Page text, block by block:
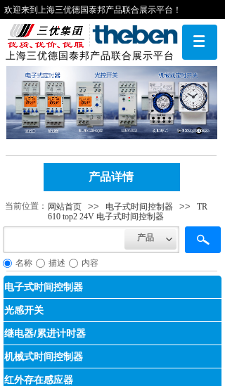
欢迎来到上海三优德国泰邦产品联合展示平台！
上海三优德国泰邦产品联合展示平台
产品详情
当前位​​置： 网站首页 >> 电子式时间控制器 >>
TR
610 top2 24V 电子式时间控制器
产品
名称 描述 内容
电子式时间控制器
光感开关
继电器/累进计时器
机械式时间控制器
红外存在感应器